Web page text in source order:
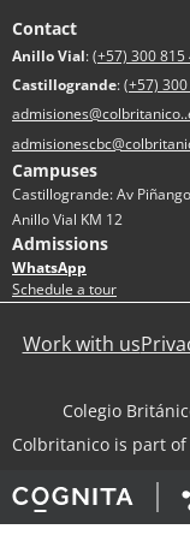
Contact
Anillo Vial:(+57) 300 815
Castillogrande:(+57)
Campuses
Castillogrande: Av Piñango
Anillo Vial KM 12
Admissions
WhatsApp
Schedule a tour
Work with us
Colegio
Colbritanico is part